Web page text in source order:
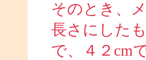
そのとき、
長さにした
で、４２cm